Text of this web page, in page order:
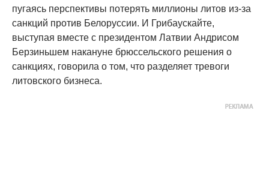
пугаясь перспективы потерять миллионы литов из-за
санкций против Белоруссии. И Грибаускайте,
выступая вместе с президентом Латвии Андрисом
Берзиньшем накануне брюссельского решения о
санкциях, говорила о том, что разделяет тревоги
литовского бизнеса.